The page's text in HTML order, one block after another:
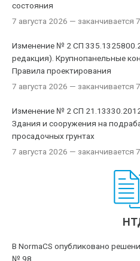
состояния
7 августа 2026 — заканчивается
Изменение № 2 СП
редакция). Крупнопанельные
Правила проектирования
7 августа 2026 — заканчивается
Изменение № 2 СП
Здания и сооружения на
просадочных грунтах
7 августа 2026 — заканчивается
В NormaCS опубликовано
№ 98